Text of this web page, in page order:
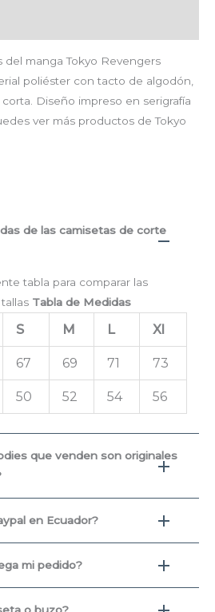
del manga Tokyo Revengers
poliéster con tacto de algodón,
Diseño impreso en serigrafía
ver más productos de Tokyo
de las camisetas de corte
tabla para comparar las
Tabla de Medidas
S M L Xl
67 69 71 73
50 52 54 56
que venden son originales
en Ecuador?
mi pedido?